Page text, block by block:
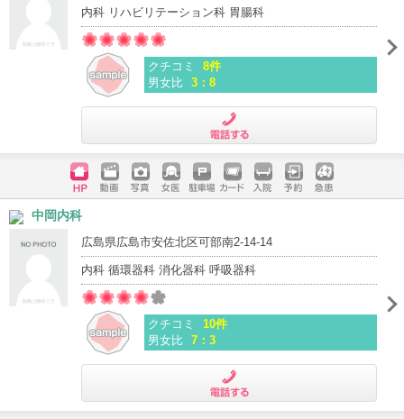
内科 リハビリテーション科 胃腸科
クチコミ
8件
男女比 3：8
ホームペ
ージ
動画 写真 女医 駐車場
クレジッ
入院 予約 急患
中岡内科
広島県広島市安佐北区可部南2-14-14
内科 循環器科 消化器科 呼吸器科
クチコミ
10件
男女比 7：3